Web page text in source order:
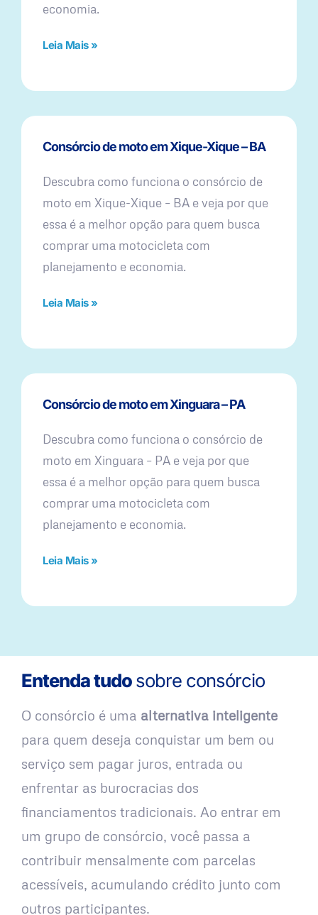
economia.
Leia Mais »
Consórcio de moto em Xique-Xique – BA
Descubra como funciona o consórcio de
moto em Xique-Xique – BA e veja por que
essa é a melhor opção para quem busca
comprar uma motocicleta com
planejamento e economia.
Leia Mais »
Consórcio de moto em Xinguara – PA
Descubra como funciona o consórcio de
moto em Xinguara – PA e veja por que
essa é a melhor opção para quem busca
comprar uma motocicleta com
planejamento e economia.
Leia Mais »
Entenda tudosobre consórcio
O consórcio é uma alternativa inteligente
para quem deseja conquistar um bem ou
serviço sem pagar juros, entrada ou
enfrentar as burocracias dos
financiamentos tradicionais. Ao entrar em
um grupo de consórcio, você passa a
contribuir mensalmente com parcelas
acessíveis, acumulando crédito junto com
outros participantes.